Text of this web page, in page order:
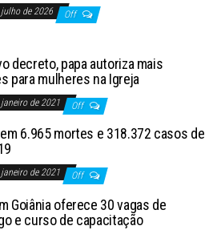
julho de 2026 Off
decreto, papa autoriza mais
para mulheres na Igreja
janeiro de 2021 Off
6.965 mortes e 318.372 casos de
janeiro de 2021 Off
Goiânia oferece 30 vagas de
e curso de capacitação